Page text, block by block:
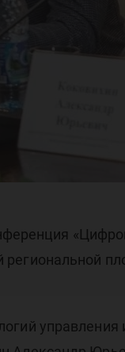
региональной
управления